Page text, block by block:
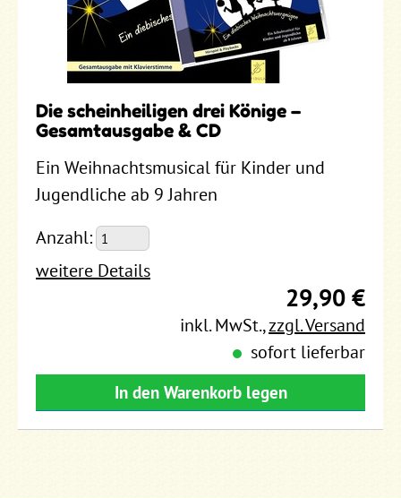
Die scheinheiligen drei Könige –
Gesamtausgabe & CD
Ein Weihnachtsmusical für Kinder und
Jugendliche ab 9 Jahren
Anzahl:
weitere Details
29,90 €
inkl. MwSt.,zzgl. Versand
sofort lieferbar
In den Warenkorb legen